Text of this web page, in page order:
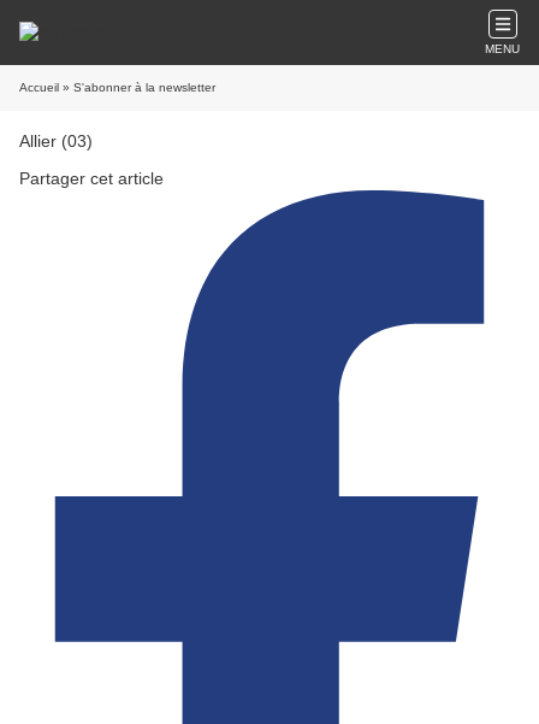
MENU
Accueil » S'abonner à la newsletter
Allier (03)
Partager cet article